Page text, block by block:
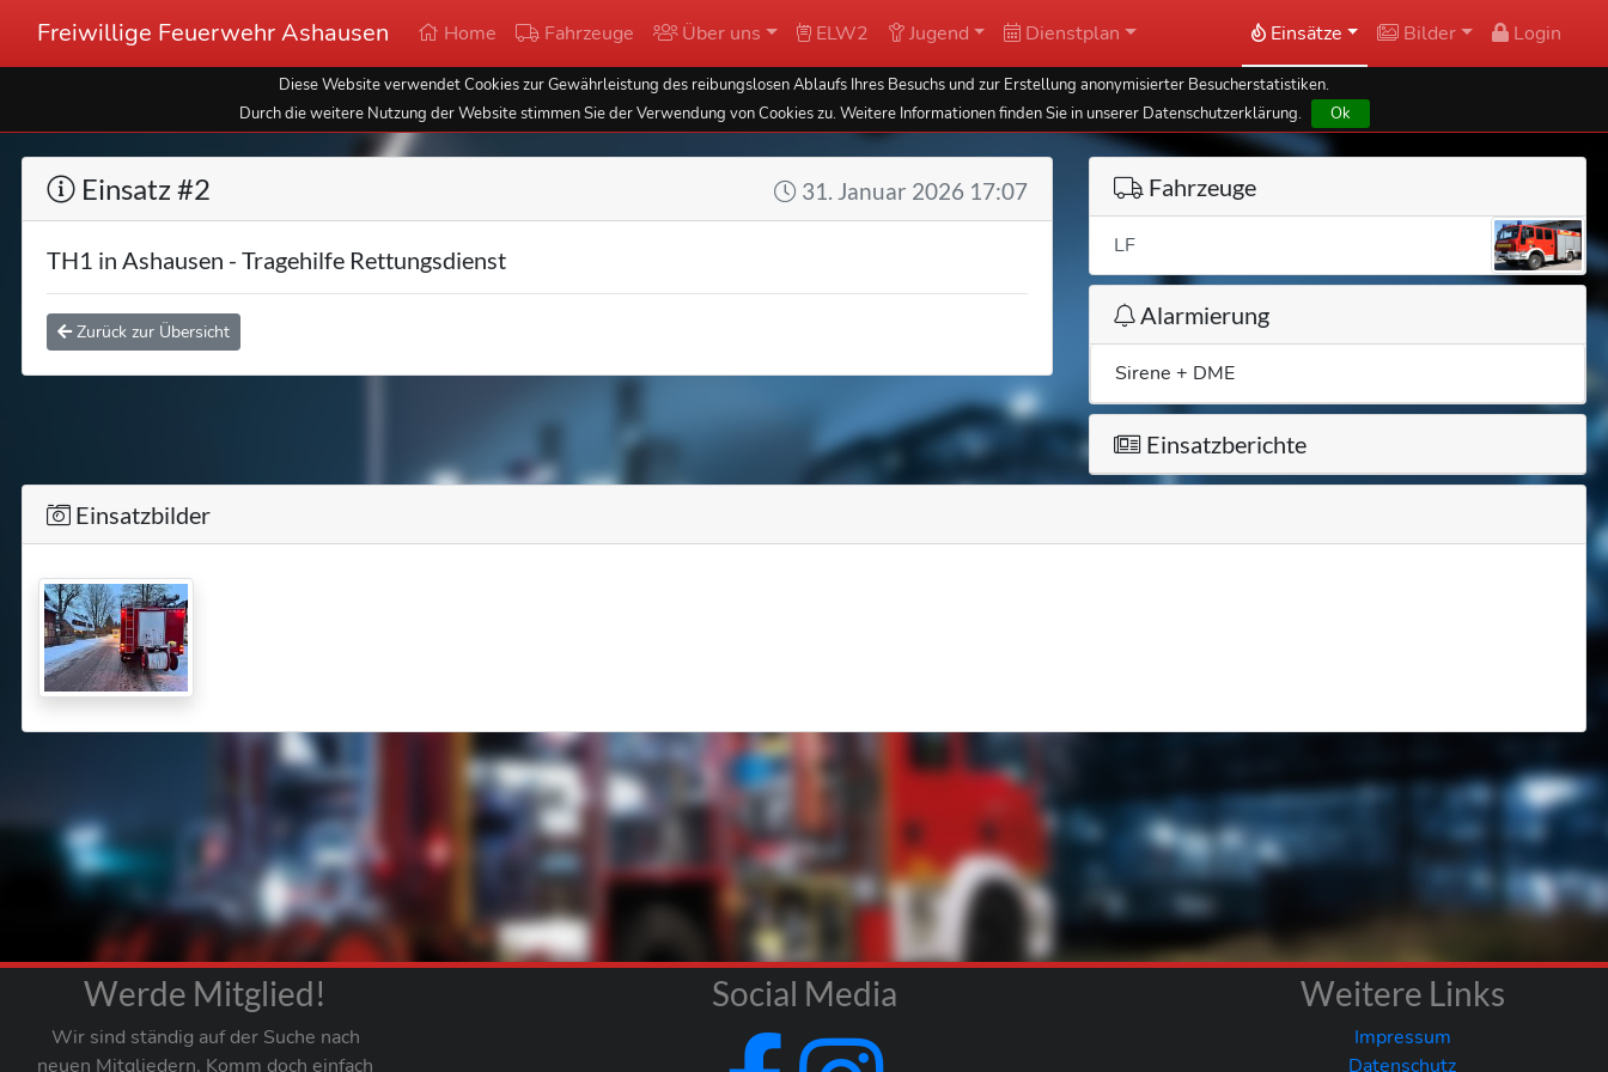
Freiwillige Feuerwehr Ashausen Home Fahrzeuge Über uns ELW2 Jugend Dienstplan Einsätze Bilder Login
Diese Website verwendet Cookies zur Gewährleistung des reibungslosen Ablaufs Ihres Besuchs und zur Erstellung anonymisierter Besucherstatistiken.
Durch die weitere Nutzung der Website stimmen Sie der Verwendung von Cookies zu. Weitere Informationen finden Sie in unserer Datenschutzerklärung.
Ok
Einsatz #2 31. Januar 2026 17:07
TH1 in Ashausen - Tragehilfe Rettungsdienst
Zurück zur Übersicht
Fahrzeuge
LF
Alarmierung
Sirene + DME
Einsatzberichte
Einsatzbilder
Werde Mitglied!
Wir sind ständig auf der Suche nach
neuen Mitgliedern. Komm doch einfach
Social Media Weitere Links
Impressum
Datenschutz